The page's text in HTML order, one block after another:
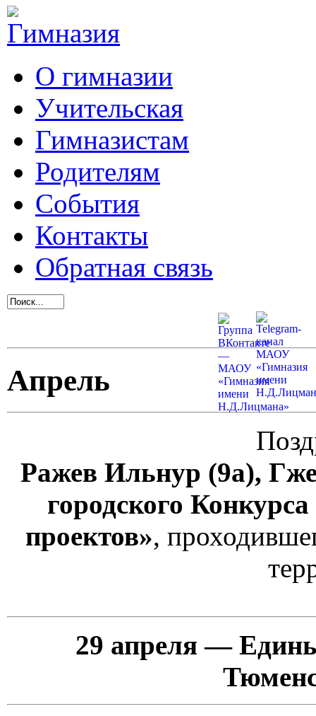
О гимназии
Учительская
Гимназистам
Родителям
События
Контакты
Обратная связь
Апрель
Ражев Ильнур (9а),
городского
проектов»,
29 апреля —